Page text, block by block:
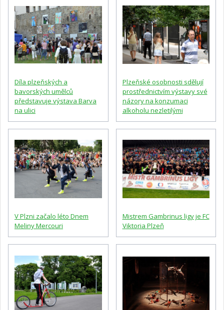
Díla plzeňských a
bavorských umělců
představuje výstava Barva
na ulici
Plzeňské osobnosti sdělují
prostřednictvím výstavy své
názory na konzumaci
alkoholu nezletilými
V Plzni začalo léto Dnem
Meliny Mercouri
Mistrem Gambrinus ligy je FC
Viktoria Plzeň